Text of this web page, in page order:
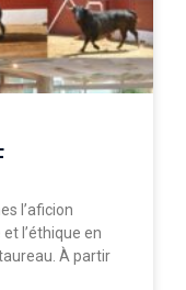
l’aficion
l’éthique en
À partir